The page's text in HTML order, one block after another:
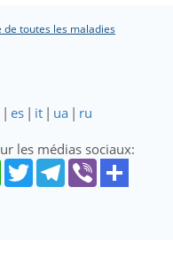
de toutes les maladies
| es | it | ua | ru
les médias sociaux: